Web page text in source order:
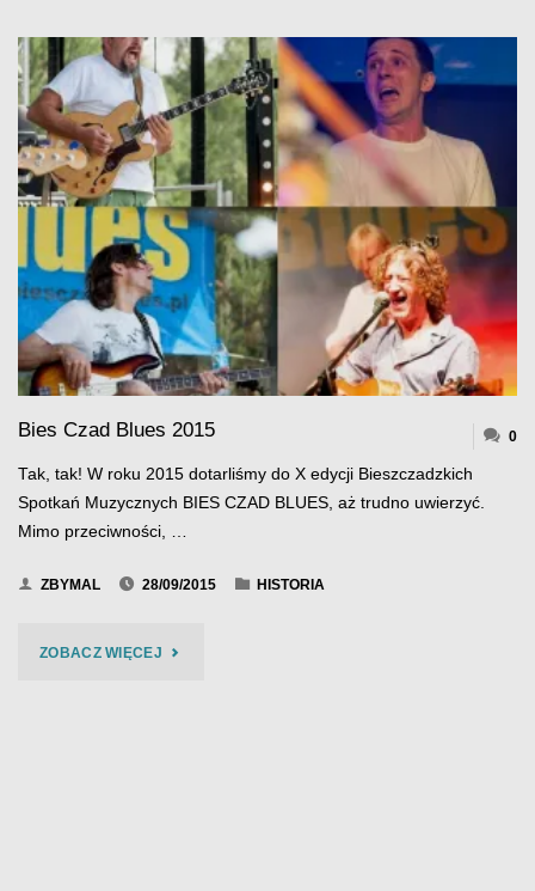
BLUES
2016"
Bies Czad Blues 2015 0
Tak, tak! W roku 2015 dotarliśmy do X edycji Bieszczadzkich
Spotkań Muzycznych BIES CZAD BLUES, aż trudno uwierzyć.
Mimo przeciwności, …
ZBYMAL 28/09/2015 HISTORIA
ZOBACZ WIĘCEJ"BIES